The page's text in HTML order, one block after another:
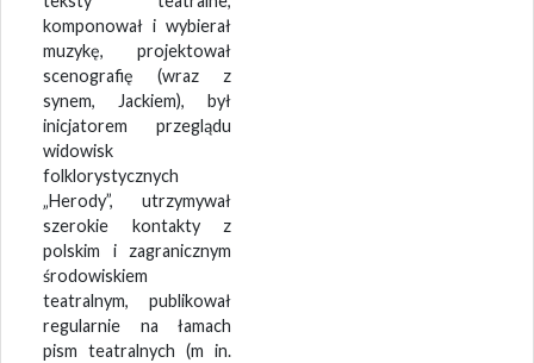
komponował i wybierał
muzykę, projektował
scenografię (wraz z
synem, Jackiem), był
inicjatorem przeglądu
widowisk
folklorystycznych
„Herody”, utrzymywał
szerokie kontakty z
polskim i zagranicznym
środowiskiem
teatralnym, publikował
regularnie na łamach
pism teatralnych (m in.